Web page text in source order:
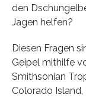
den
Jagen helfen?
Diesen Fragen
Geipel mithilfe
Smithsonian
Colorado